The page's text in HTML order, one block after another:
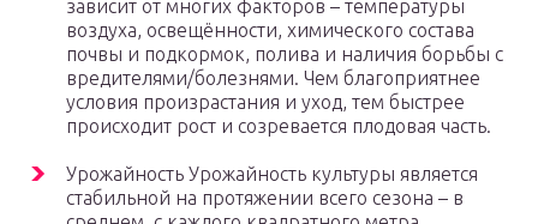
зависит от многих факторов – температуры
воздуха, освещённости, химического состава
почвы и подкормок, полива и наличия борьбы с
вредителями/болезнями. Чем благоприятнее
условия произрастания и уход, тем быстрее
происходит рост и созревается плодовая часть.
Урожайность Урожайность культуры является
стабильной на протяжении всего сезона – в